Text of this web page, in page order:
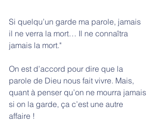
Si quelqu’un garde ma parole, jamais
il ne verra la mort… Il ne connaîtra
jamais la mort."
On est d’accord pour dire que la
parole de Dieu nous fait vivre. Mais,
quant à penser qu’on ne mourra jamais
si on la garde, ça c’est une autre
affaire !